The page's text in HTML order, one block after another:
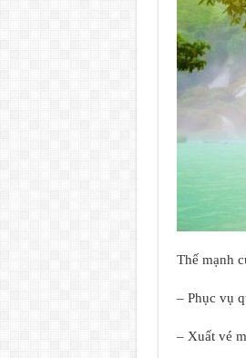
Thế mạnh
– Phục vụ
– Xuất vé